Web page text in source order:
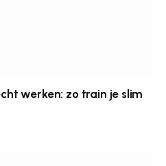
werken: zo train je slim